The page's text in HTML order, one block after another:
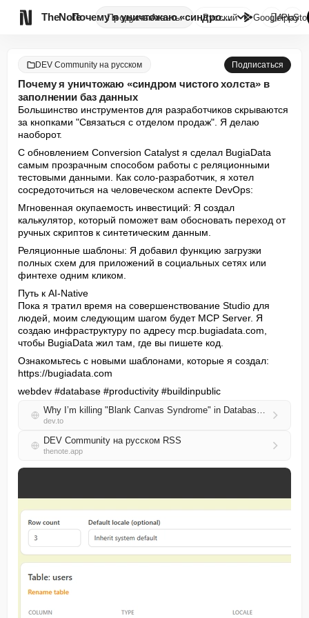
TheNote ПродуктыАгенты Почему я уничтожаю «синдром чи...
Русский GooglePlay

DEV Community на русском Подписаться
Почему я уничтожаю «синдром чистого холста» в
заполнении баз данных
Большинство инструментов для разработчиков скрываются
за кнопками "Связаться с отделом продаж". Я делаю
наоборот.
С обновлением Conversion Catalyst я сделал BugiaData
самым прозрачным способом работы с реляционными
тестовыми данными. Как соло-разработчик, я хотел
сосредоточиться на человеческом аспекте DevOps:
Мгновенная окупаемость инвестиций: Я создал
калькулятор, который поможет вам обосновать переход от
ручных скриптов к синтетическим данным.
Реляционные шаблоны: Я добавил функцию загрузки
полных схем для приложений в социальных сетях или
финтехе одним кликом.
Путь к AI-Native
Пока я тратил время на совершенствование Studio для
людей, моим следующим шагом будет MCP Server. Я
создаю инфраструктуру по адресу mcp.bugiadata.com,
чтобы BugiaData жил там, где вы пишете код.
Ознакомьтесь с новыми шаблонами, которые я создал:
https://bugiadata.com
webdev #database #productivity #buildinpublic
Why I’m killing "Blank Canvas Syndrome" in Database Seeding
dev.to
DEV Community на русском RSS
thenote.app